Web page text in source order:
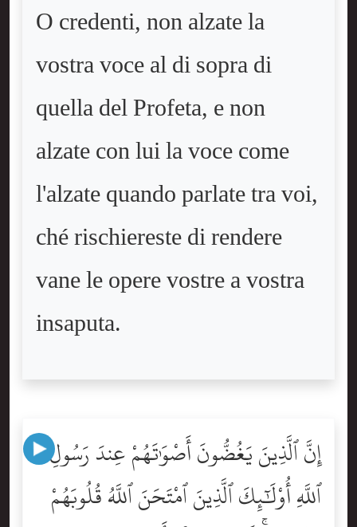
O credenti, non alzate la
vostra voce al di sopra di
quella del Profeta, e non
alzate con lui la voce come
l'alzate quando parlate tra voi,
ché rischiereste di rendere
vane le opere vostre a vostra
insaputa.
إِنَّ ٱلَّذِينَ يَغُضُّونَ أَصْوَٰتَهُمْ عِندَ رَسُولِ
ٱللَّهِ أُوْلَٰٓئِكَ ٱلَّذِينَ ٱمْتَحَنَ ٱللَّهُ قُلُوبَهُمْ